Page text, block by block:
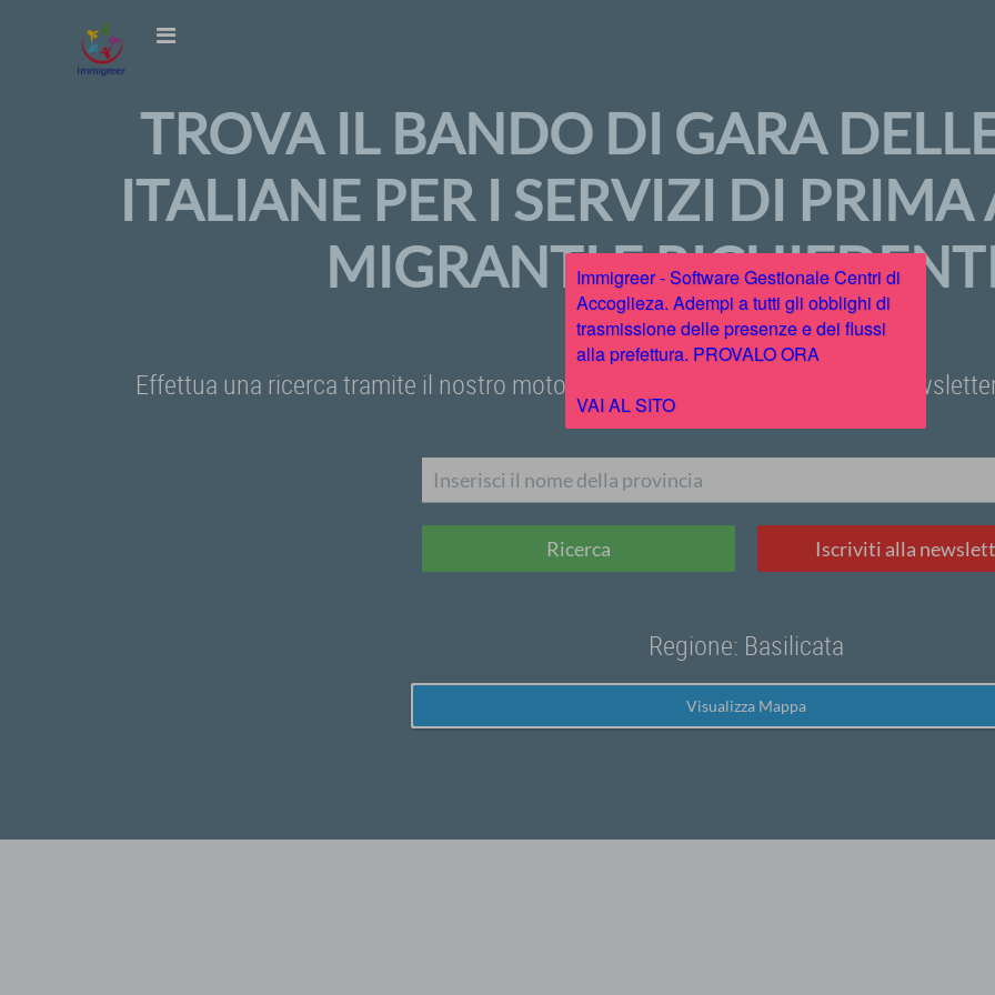
TROVA IL BANDO DI GARA
ITALIANE PER I SERVIZI DI
MIGRANTI E
Effettua una ricerca tramite il nostro motore di ricerca, iscriviti alla nostra
Ricerca Iscriviti alla
Regione: Basilicata
Visualizza Mappa
Immigreer - Software Gestionale Centri di
Accoglieza. Adempi a tutti gli obblighi di
trasmissione delle presenze e dei flussi
alla prefettura. PROVALO ORA
VAI AL SITO